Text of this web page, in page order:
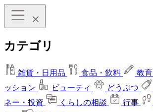
カテゴリ
雑貨・日用品 食品・飲料 教育
ッション
ビューティ どうぶつ
ネー・投資
くらしの相談 行事